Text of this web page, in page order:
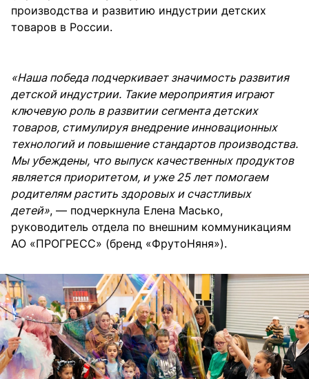
производства и развитию индустрии детских
товаров в России.
«Наша победа подчеркивает значимость развития
детской индустрии. Такие мероприятия играют
ключевую роль в развитии сегмента детских
товаров, стимулируя внедрение инновационных
технологий и повышение стандартов производства.
Мы убеждены, что выпуск качественных продуктов
является приоритетом, и уже 25 лет помогаем
родителям растить здоровых и счастливых
детей», — подчеркнула Елена Масько,
руководитель отдела по внешним коммуникациям
АО «ПРОГРЕСС» (бренд «ФрутоНяня»).